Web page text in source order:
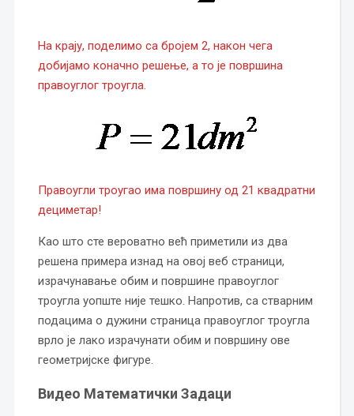
На крају, поделимо са бројем 2, након чега
добијамо коначно решење, а то је површина
правоуглог троугла.
Правоугли троугао има површину од 21 квадратни
дециметар!
Као што сте вероватно већ приметили из два
решена примера изнад на овој веб страници,
израчунавање обим и површине правоуглог
троугла уопште није тешко. Напротив, са стварним
подацима о дужини страница правоуглог троугла
врло је лако израчунати обим и површину ове
геометријске фигуре.
Видео Математички Задаци